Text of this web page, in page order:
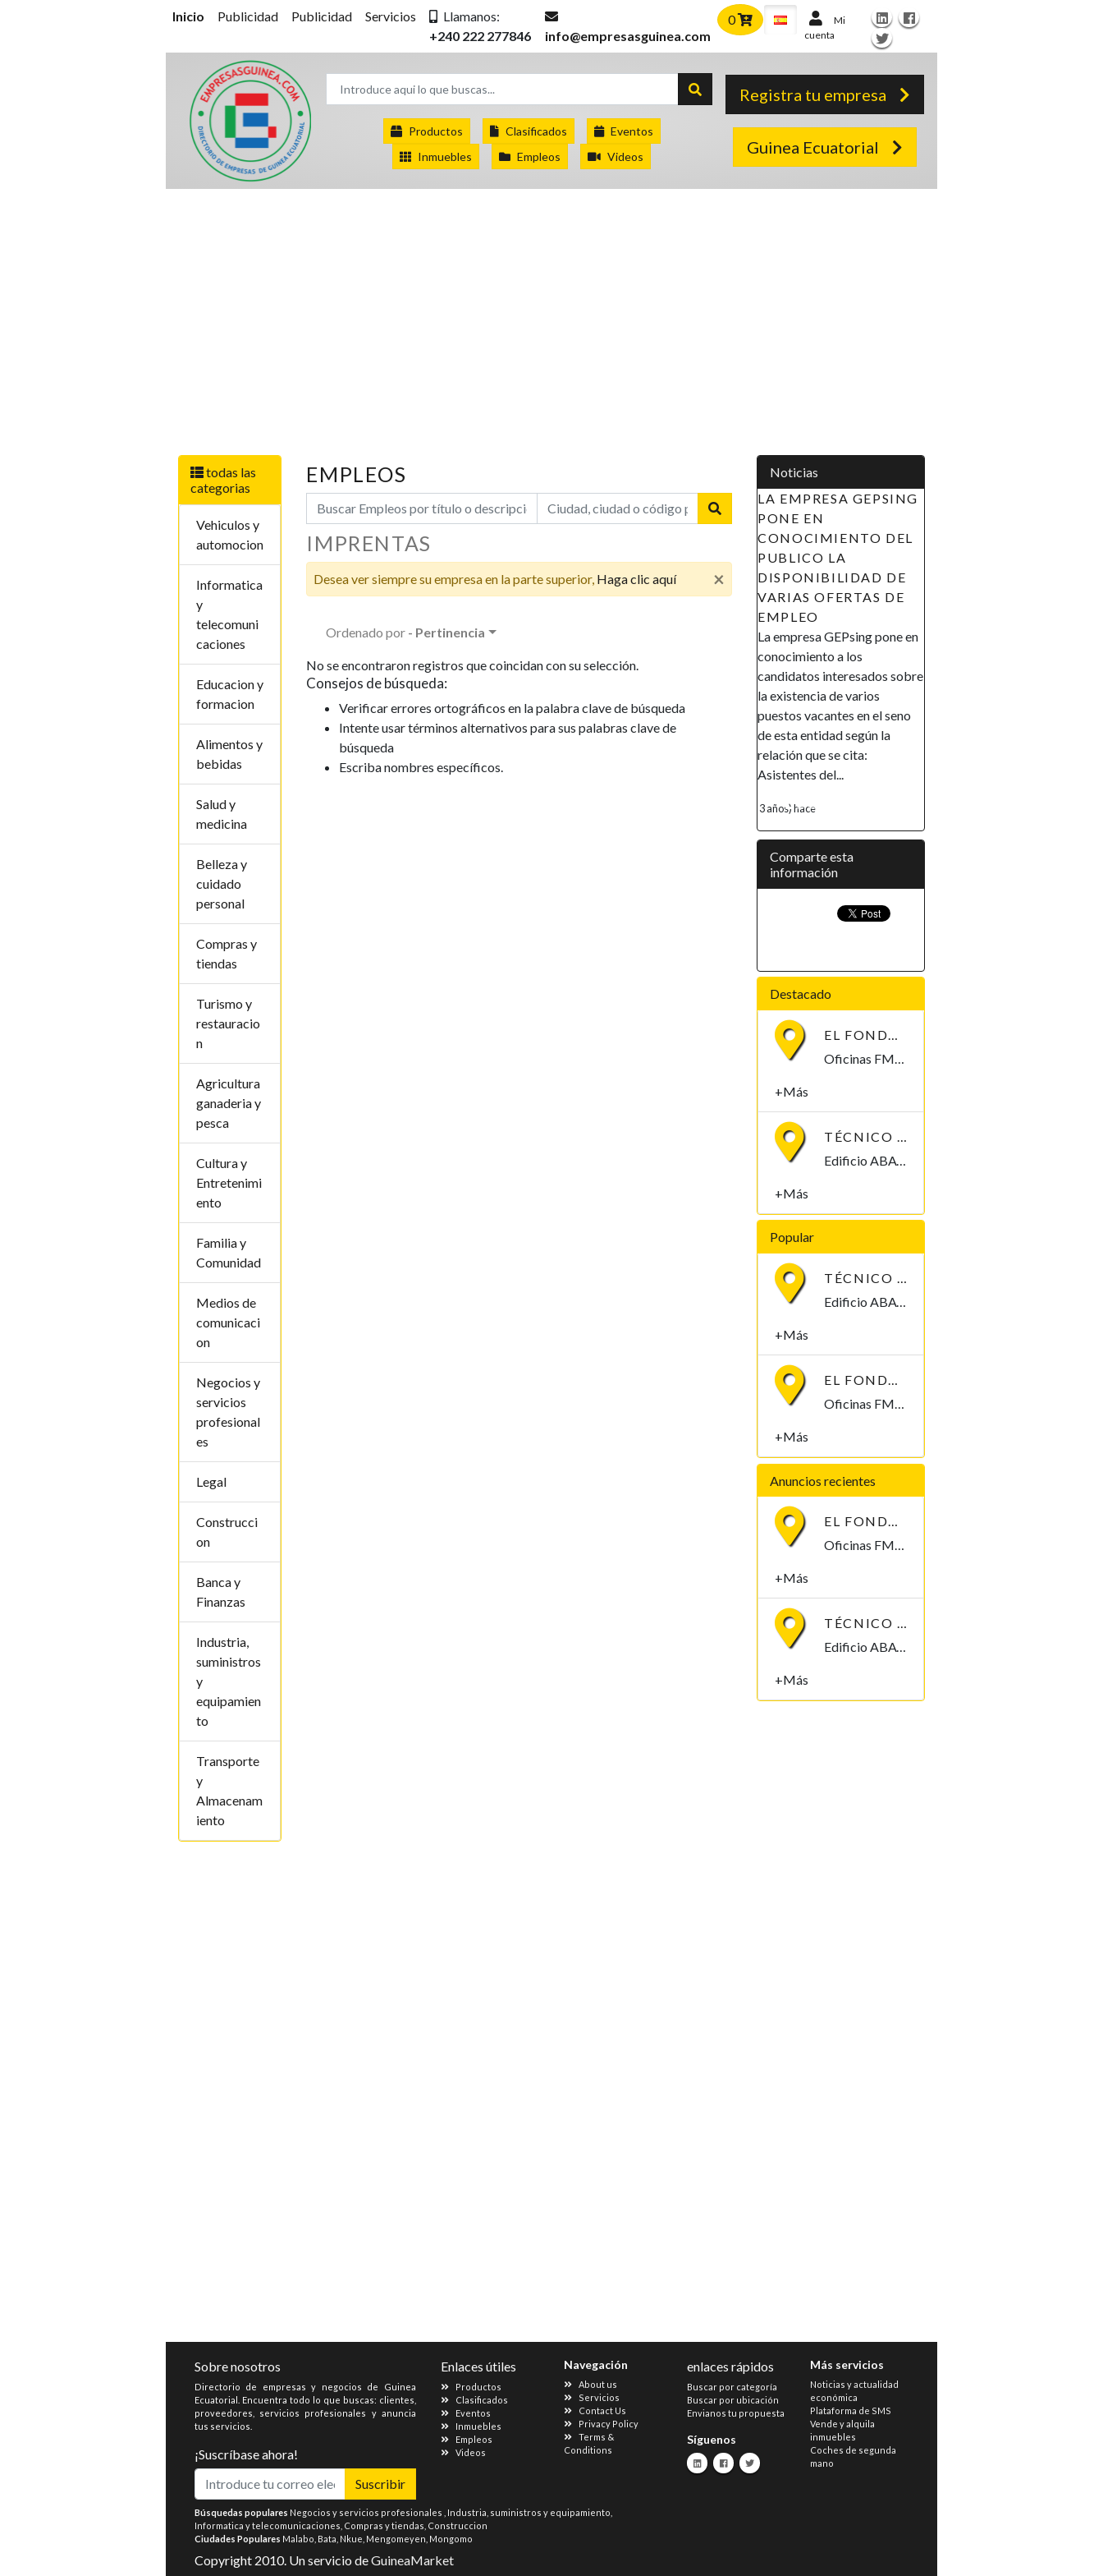
Inicio Publicidad Publicidad Servicios
Llamanos:
+240 222 277846
info@empresasguinea.com
0
Mi
cuenta
Productos Clasificados
Eventos
Inmuebles
Empleos Videos
Registra tu empresa
Guinea Ecuatorial
todas las
categorias
Vehiculos y
automocion
Informatica
y
telecomuni
caciones
Educacion y
formacion
Alimentos y
bebidas
Salud y
medicina
Belleza y
cuidado
personal
Compras y
tiendas
Turismo y
restauracio
n
Agricultura
ganaderia y
pesca
Cultura y
Entretenimi
ento
Familia y
Comunidad
Medios de
comunicaci
on
Negocios y
servicios
profesional
es
Legal
Construcci
on
Banca y
Finanzas
Industria,
suministros
y
equipamien
to
Transporte
y
Almacenam
iento
EMPLEOS
IMPRENTAS
×
Desea ver siempre su empresa en la parte superior, Haga clic aquí
Ordenado por - Pertinencia
No se encontraron registros que coincidan con su selección.
Consejos de búsqueda:
Verificar errores ortográficos en la palabra clave de búsqueda
Intente usar términos alternativos para sus palabras clave de
búsqueda
Escriba nombres específicos.
Noticias
LA EMPRESA GEPSING
PONE EN
CONOCIMIENTO DEL
PUBLICO LA
DISPONIBILIDAD DE
VARIAS OFERTAS DE
EMPLEO
La empresa GEPsing pone en
conocimiento a los
candidatos interesados sobre
la existencia de varios
puestos vacantes en el seno
de esta entidad según la
relación que se cita:
Asistentes del...
APOYO A LAS
MUJER EN GUINEA
(AIMUGE) - AVISO DE
RECLUTAMIENTO
RECLUTAMIENTO El
Guinea Ecuatorial en el marco
de su política de promover la
inclusión y la autonomía
financiera, así como el
Comparte esta
información
Destacado
EL FONDO MONETARIO INTERNACIONAL (FMI) BUSCA CONTRATAR UN/A ECONOMISTA
Oficinas FMI, Malabo, Bioko Norte , Guinea Ecuatorial
+Más
TÉCNICO MEDIO/SUPERIOR/INGENIERO/TELECOMUNICACIONES
Edificio ABAYAK, 2, 3ª, Malabo 2. Bioko Norte Malabo, Bioko Norte , Guinea Ecuatorial
+Más
Popular
TÉCNICO MEDIO/SUPERIOR/INGENIERO/TELECOMUNICACIONES
Edificio ABAYAK, 2, 3ª, Malabo 2. Bioko Norte Malabo, Bioko Norte , Guinea Ecuatorial
+Más
EL FONDO MONETARIO INTERNACIONAL (FMI) BUSCA CONTRATAR UN/A ECONOMISTA
Oficinas FMI, Malabo, Bioko Norte , Guinea Ecuatorial
+Más
Anuncios recientes
EL FONDO MONETARIO INTERNACIONAL (FMI) BUSCA CONTRATAR UN/A ECONOMISTA
Oficinas FMI, Malabo, Bioko Norte , Guinea Ecuatorial
+Más
TÉCNICO MEDIO/SUPERIOR/INGENIERO/TELECOMUNICACIONES
Edificio ABAYAK, 2, 3ª, Malabo 2. Bioko Norte Malabo, Bioko Norte , Guinea Ecuatorial
+Más
Sobre nosotros
Directorio de empresas y negocios de Guinea
Ecuatorial. Encuentra todo lo que buscas: clientes,
proveedores, servicios profesionales y anuncia
tus servicios.
¡Suscríbase ahora!
Suscribir
Enlaces útiles
Productos
Clasificados
Eventos
Inmuebles
Empleos
Videos
Navegación
About us
Servicios
Contact Us
Privacy Policy
Terms &
Conditions
enlaces rápidos
Buscar por categoría
Buscar por ubicación
Envianos tu propuesta
Síguenos
Más servicios
Noticias y actualidad
económica
Plataforma de SMS
Vende y alquila
inmuebles
Coches de segunda
mano
Búsquedas populares Negocios y servicios profesionales Industria, suministros y equipamiento
Informatica y telecomunicaciones Compras y tiendas Construccion
Ciudades Populares Malabo Bata Nkue Mengomeyen Mongomo
Copyright 2010. Un servicio deGuineaMarket